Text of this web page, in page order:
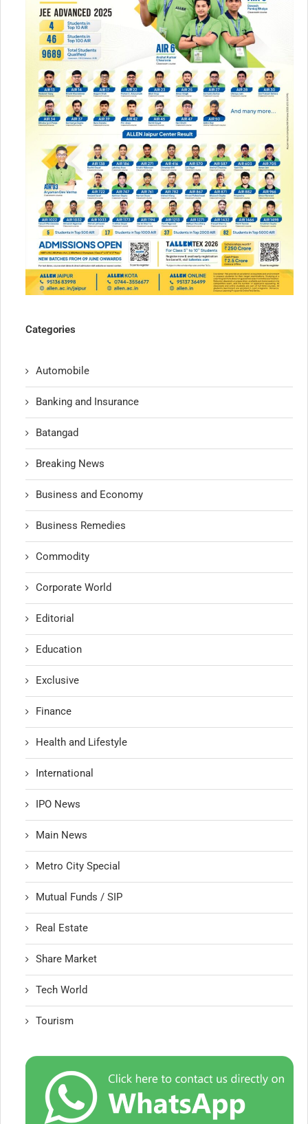
Categories
Automobile
Banking and Insurance
Batangad
Breaking News
Business and Economy
Business Remedies
Commodity
Corporate World
Editorial
Education
Exclusive
Finance
Health and Lifestyle
International
IPO News
Main News
Metro City Special
Mutual Funds / SIP
Real Estate
Share Market
Tech World
Tourism